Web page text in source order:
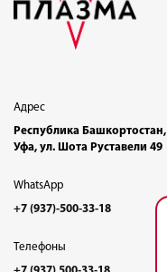
Адрес
Республика Башкортостан,
Уфа, ул. Шота Руставели 49
WhatsApp
+7 (937)-500-33-18
Телефоны